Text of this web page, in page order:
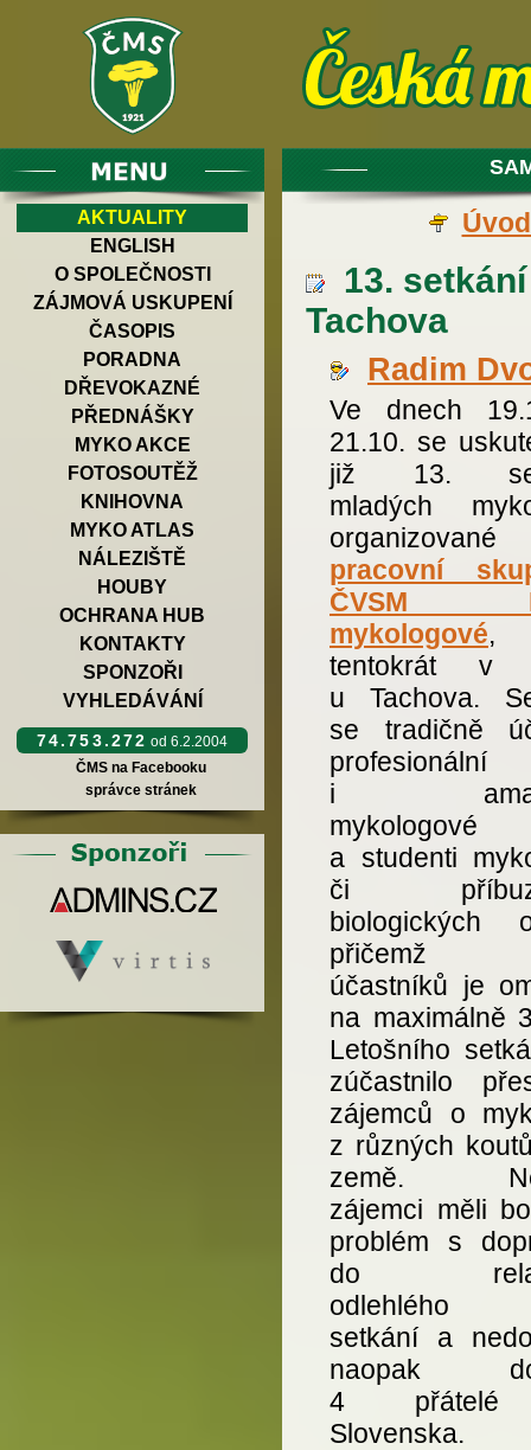
AKTUALITY
ENGLISH
O SPOLEČNOSTI
ZÁJMOVÁ USKUPENÍ
ČASOPIS
PORADNA
DŘEVOKAZNÉ
PŘEDNÁŠKY
MYKO AKCE
FOTOSOUTĚŽ
KNIHOVNA
MYKO ATLAS
NÁLEZIŠTĚ
HOUBY
OCHRANA HUB
KONTAKTY
SPONZOŘI
VYHLEDÁVÁNÍ
74.753.272 od 6.2.2004
ČMS na Facebooku
správce stránek
13.
Tachova
Radim
Ve dnech
21.10. se
již 13.
mladých
organizované
pracovní
ČVSM
mykologové,
tentokrát v
u Tachova.
se tradičně
profesionální
i
mykologové
a studenti
či
biologických
přičemž
účastníků je
na maximálně
Letošního
zúčastnilo
zájemců o
z různých
země.
zájemci měli
problém s
do
odlehlého
setkání a
naopak
4
Slovenska.